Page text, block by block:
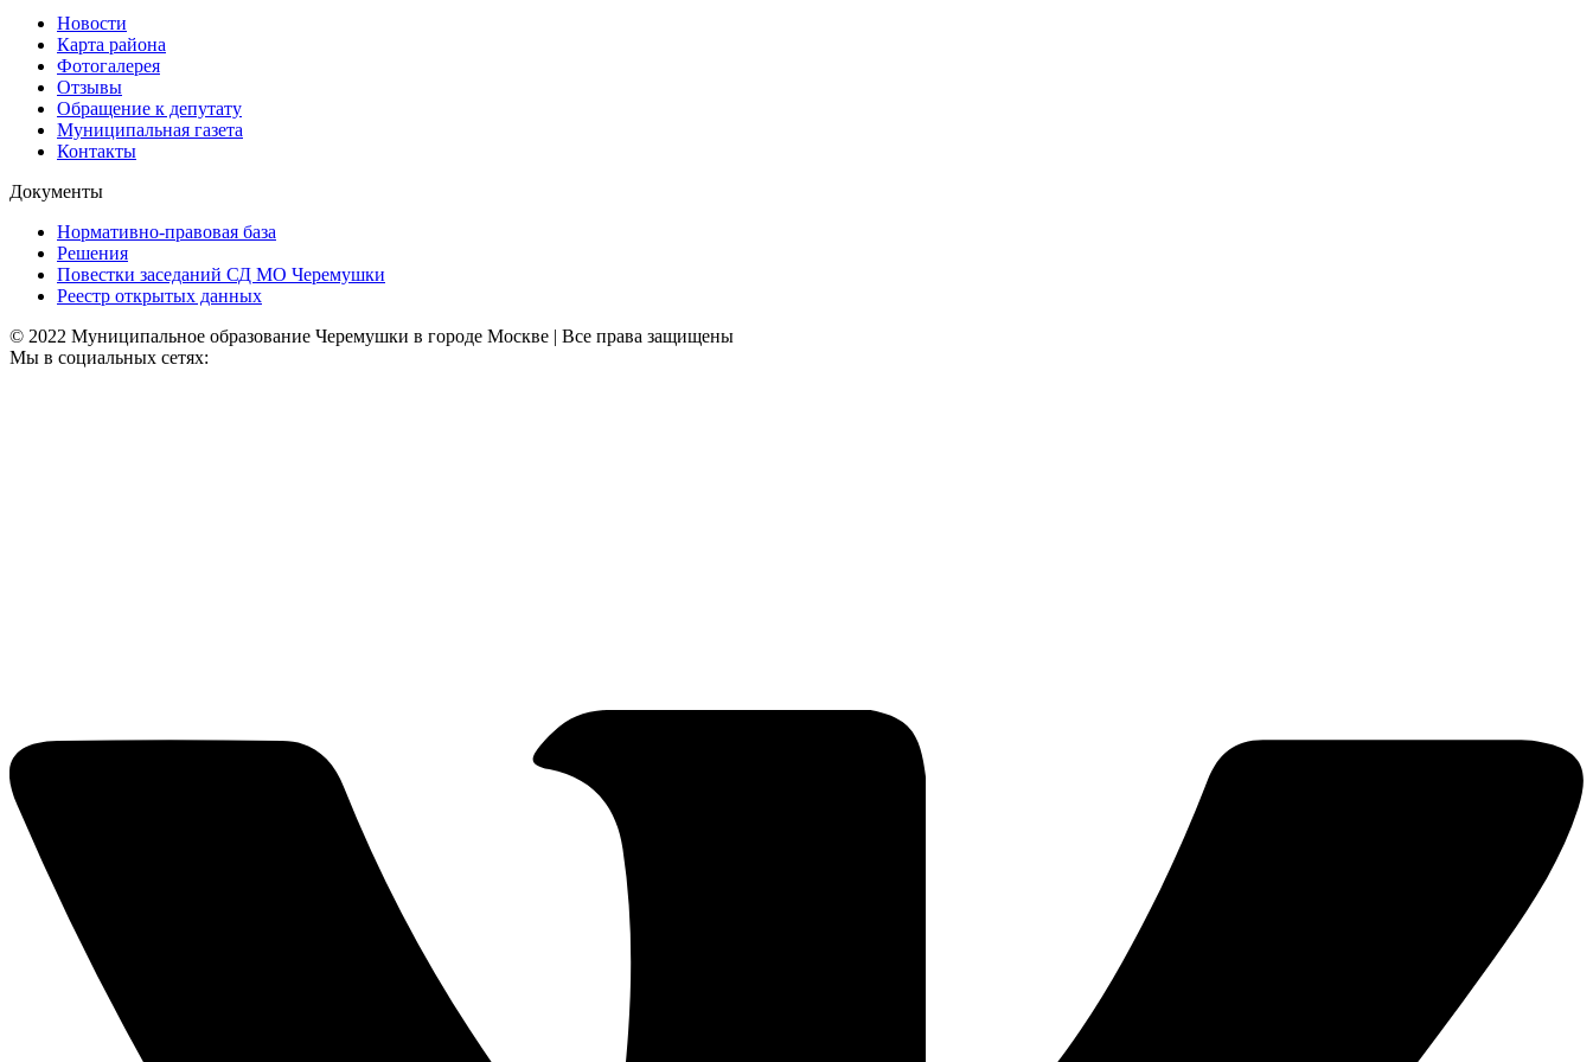
Новости
Карта района
Фотогалерея
Отзывы
Обращение к депутату
Муниципальная газета
Контакты
Документы
Нормативно-правовая база
Решения
Повестки заседаний СД МО Черемушки
Реестр открытых данных
© 2022 Муниципальное образование Черемушки в городе Москве | Все права защищены
Мы в социальных сетях: